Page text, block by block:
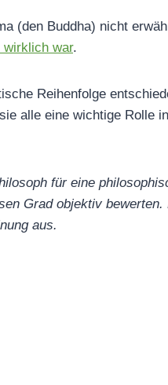
(den Buddha) nicht
wirklich war.
Reihenfolge
alle eine wichtige Rolle
für eine
Grad objektiv
aus.